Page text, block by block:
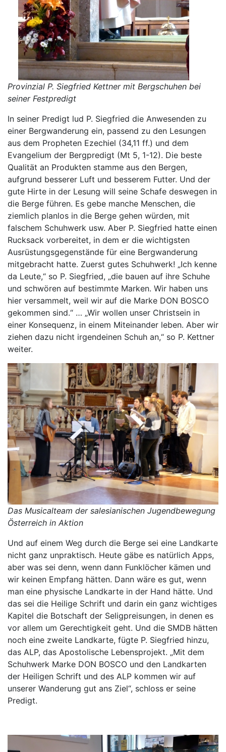
Provinzial P. Siegfried Kettner mit Bergschuhen bei
seiner Festpredigt
In seiner Predigt lud P. Siegfried die Anwesenden zu
einer Bergwanderung ein, passend zu den Lesungen
aus dem Propheten Ezechiel (34,11 ff.) und dem
Evangelium der Bergpredigt (Mt 5, 1-12). Die beste
Qualität an Produkten stamme aus den Bergen,
aufgrund besserer Luft und besserem Futter. Und der
gute Hirte in der Lesung will seine Schafe deswegen in
die Berge führen. Es gebe manche Menschen, die
ziemlich planlos in die Berge gehen würden, mit
falschem Schuhwerk usw. Aber P. Siegfried hatte einen
Rucksack vorbereitet, in dem er die wichtigsten
Ausrüstungsgegenstände für eine Bergwanderung
mitgebracht hatte. Zuerst gutes Schuhwerk! „Ich kenne
da Leute,“ so P. Siegfried, „die bauen auf ihre Schuhe
und schwören auf bestimmte Marken. Wir haben uns
hier versammelt, weil wir auf die Marke DON BOSCO
gekommen sind.“ … „Wir wollen unser Christsein in
einer Konsequenz, in einem Miteinander leben. Aber wir
ziehen dazu nicht irgendeinen Schuh an,“ so P. Kettner
weiter.
Das Musicalteam der salesianischen Jugendbewegung
Österreich in Aktion
Und auf einem Weg durch die Berge sei eine Landkarte
nicht ganz unpraktisch. Heute gäbe es natürlich Apps,
aber was sei denn, wenn dann Funklöcher kämen und
wir keinen Empfang hätten. Dann wäre es gut, wenn
man eine physische Landkarte in der Hand hätte. Und
das sei die Heilige Schrift und darin ein ganz wichtiges
Kapitel die Botschaft der Seligpreisungen, in denen es
vor allem um Gerechtigkeit geht. Und die SMDB hätten
noch eine zweite Landkarte, fügte P. Siegfried hinzu,
das ALP, das Apostolische Lebensprojekt. „Mit dem
Schuhwerk Marke DON BOSCO und den Landkarten
der Heiligen Schrift und des ALP kommen wir auf
unserer Wanderung gut ans Ziel“, schloss er seine
Predigt.